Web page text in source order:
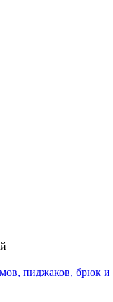
пиджаков, брюк и